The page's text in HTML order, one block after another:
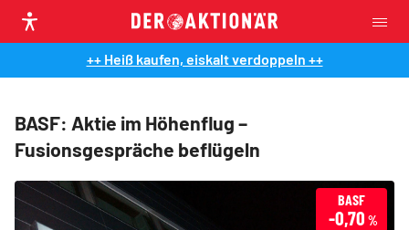
++ Heiß kaufen, eiskalt verdoppeln ++
BASF: Aktie im Höhenflug –
Fusionsgespräche beflügeln
BASF
-0,70 %